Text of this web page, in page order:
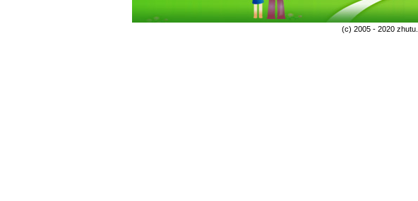
(c) 2005 - 2020